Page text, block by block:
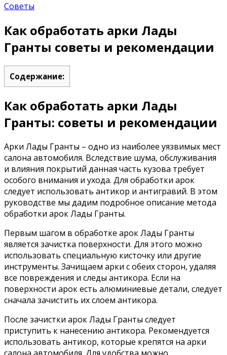
Советы
Как обработать арки Лады
Гранты советы и рекомендации
Содержание:
Как обработать арки Лады
Гранты: советы и рекомендации
Арки Лады Гранты – одно из наиболее уязвимых мест
салона автомобиля. Вследствие шума, обслуживания
и влияния покрытий данная часть кузова требует
особого внимания и ухода. Для обработки арок
следует использовать антикор и антигравий. В этом
руководстве мы дадим подробное описание метода
обработки арок Лады Гранты.
Первым шагом в обработке арок Лады Гранты
является зачистка поверхности. Для этого можно
использовать специальную кисточку или другие
инструменты. Зачищаем арки с обеих сторон, удаляя
все повреждения и следы антикора. Если на
поверхности арок есть алюминиевые детали, следует
сначала зачистить их слоем антикора.
После зачистки арок Лады Гранты следует
приступить к нанесению антикора. Рекомендуется
использовать антикор, которые крепятся на арки